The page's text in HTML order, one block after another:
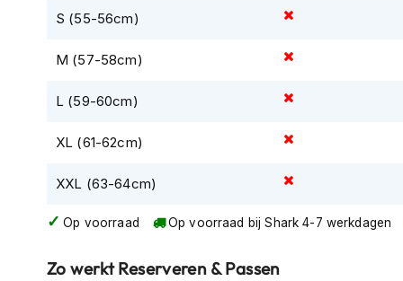
motorjassen
motorjassen
Gore-
motorjassen
Heren
motorbroeken
S (55-56cm)
M (57-58cm)
L (59-60cm)
XL (61-62cm)
XXL (63-64cm)
Op voorraad Op voorraad bij Shark 4-7 werkdagen
Zo werkt Reserveren & Passen